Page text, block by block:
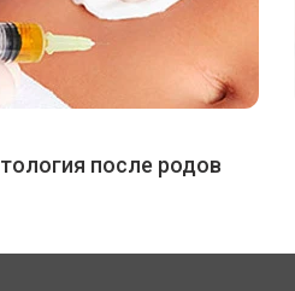
после родов